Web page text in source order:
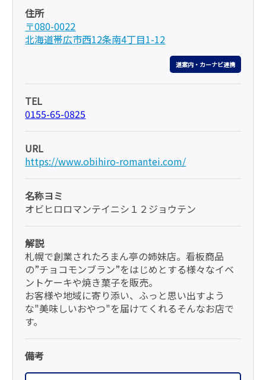
住所
〒080-0022
北海道帯広市西12条南4丁目1-12
道案内・カーナビ連携
TEL
0155-65-0825
URL
https://www.obihiro-romantei.com/
名称ヨミ
オビヒロロマンテイニシ１２ジョウテン
解説
札幌で創業されたろまん亭の姉妹店。看板商品
の”チョコモンブラン”をはじめとする様々なイベ
ントケーキや焼き菓子を販売。
お客様や地域に寄り添い、ふっと思い出すよう
な"美味しいおやつ"を届けてくれるそんなお店で
す。
備考